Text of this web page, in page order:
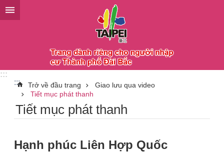
Chuyển đến khối nội dung chính
:::
:::
Trở về đầu trang
Giao lưu qua video
Tiết mục phát thanh
Tiết mục phát thanh
Hạnh phúc Liên Hợp Quốc